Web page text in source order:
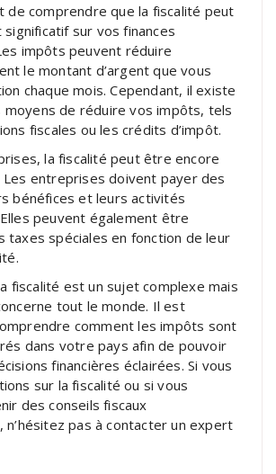
de comprendre que la fiscalité peut
significatif sur vos finances
impôts peuvent réduire
le montant d’argent que vous
chaque mois. Cependant, il existe
moyens de réduire vos impôts, tels
fiscales ou les crédits d’impôt.
la fiscalité peut être encore
Les entreprises doivent payer des
bénéfices et leurs activités
peuvent également être
taxes spéciales en fonction de leur
fiscalité est un sujet complexe mais
tout le monde. Il est
comment les impôts sont
dans votre pays afin de pouvoir
financières éclairées. Si vous
sur la fiscalité ou si vous
des conseils fiscaux
n’hésitez pas à contacter un expert